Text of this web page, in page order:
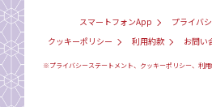
スマートフォンApp
プライバ
クッキーポリシー
利用約款 お問い
※プライバシーステートメント、クッキーポリシー、利用